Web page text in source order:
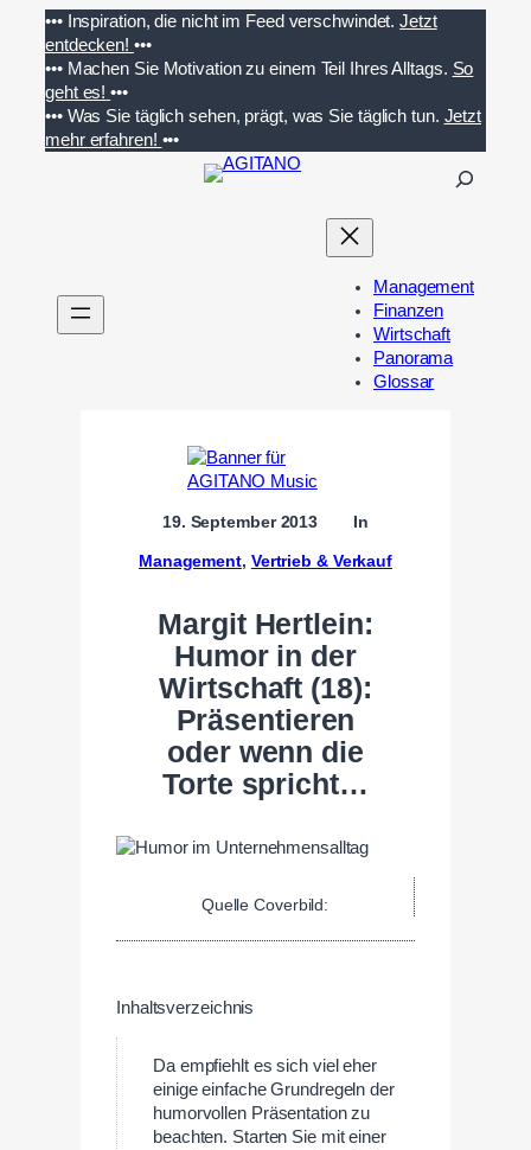
Inhalt
springen
••• Inspiration, die nicht im Feed verschwindet. Jetzt
entdecken! •••
••• Machen Sie Motivation zu einem Teil Ihres Alltags. So
geht es!•••
••• Was Sie täglich sehen, prägt, was Sie täglich tun. Jetzt
mehr erfahren! •••
n
Management
Finanzen
Wirtschaft
Panorama
Glossar
19. September 2013 In
Management, Vertrieb & Verkauf
Margit Hertlein:
Humor in der
Wirtschaft (18):
Präsentieren
oder wenn die
Torte spricht…
Quelle Coverbild:
Inhaltsverzeichnis
Da empfiehlt es sich viel eher
einige einfache Grundregeln der
humorvollen Präsentation zu
beachten. Starten Sie mit einer